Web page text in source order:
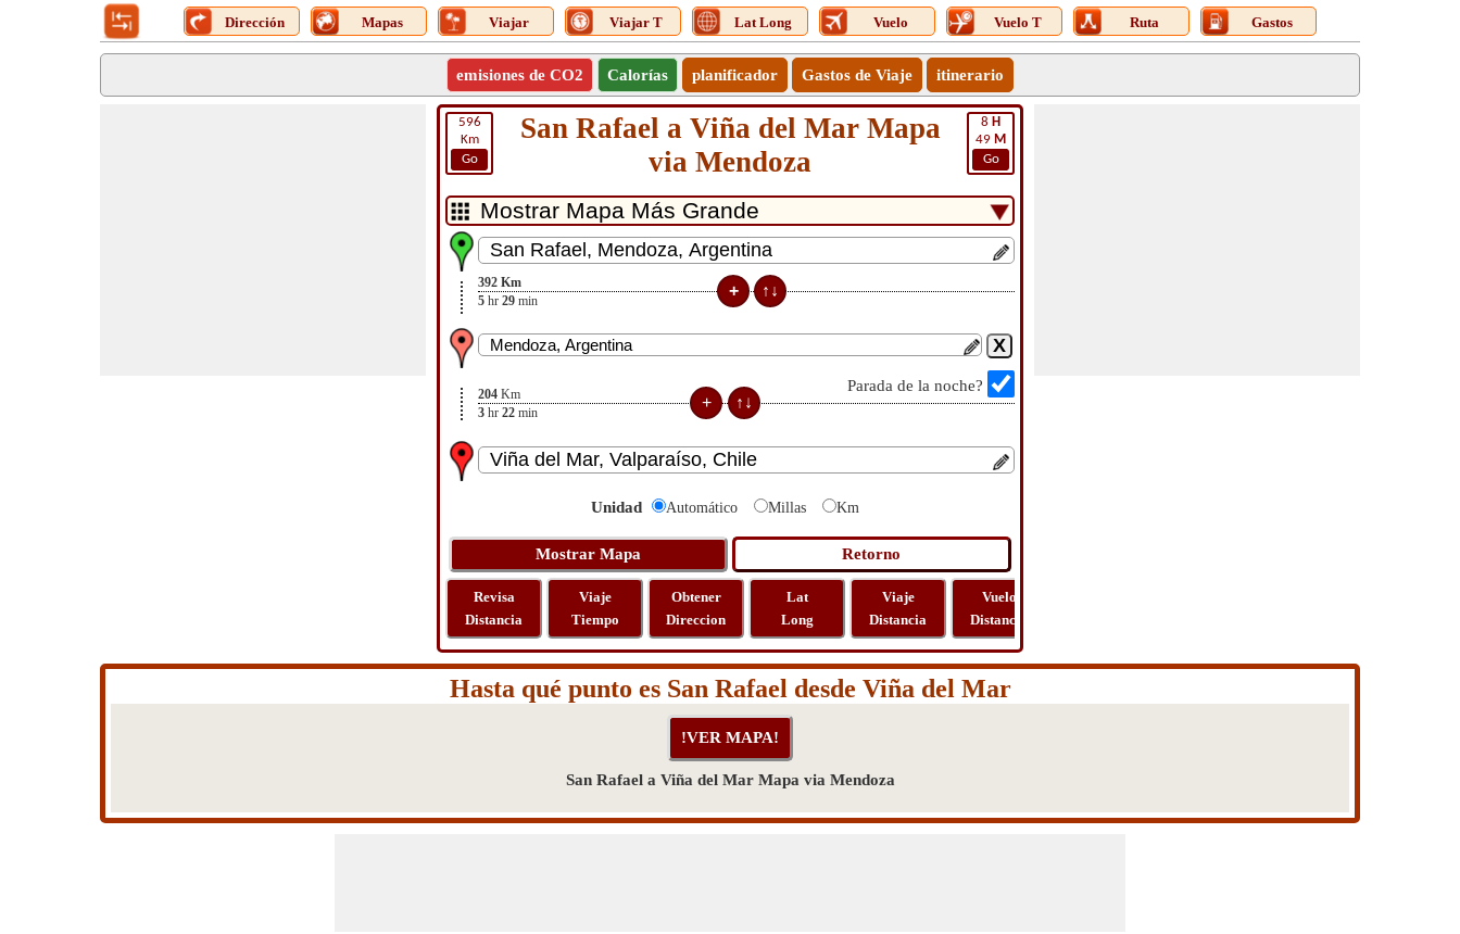
Dirección Mapas Viajar Viajar T Lat Long Vuelo Vuelo T Ruta Gastos
emisiones de CO2 Calorías planificador Gastos de Viaje itinerario
596
Km
Go
8 H
49 M
Go
San Rafael a Viña del Mar Mapa
via Mendoza
392 Km
5 hr 29 min
Parada de la noche?
204 Km
3 hr 22 min
Unidad Automático Millas Km
Revisa
Distancia
Viaje
Tiempo
Obtener
Direccion
Lat
Long
Viaje
Distancia
Vuelo
Distancia
Hasta qué punto es San Rafael desde Viña del Mar
San Rafael a Viña del Mar Mapa via Mendoza